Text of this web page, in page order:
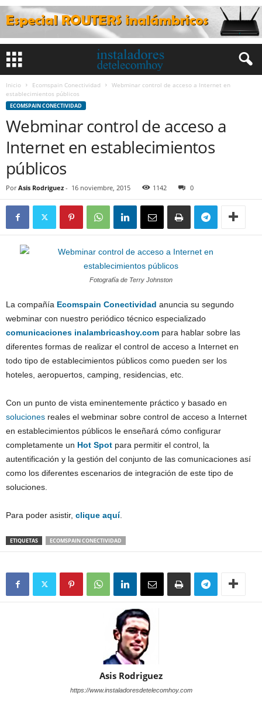
Inicio Ecomspain Conectividad
Webminar control de acceso a Internet en
establecimientos públicos
ECOMSPAIN CONECTIVIDAD
Webminar control de acceso a
Internet en establecimientos
públicos
Por Asis Rodriguez - 16 noviembre, 2015 1142 0
Fotografía de Terry Johnston
La compañía Ecomspain Conectividad anuncia su segundo
webminar con nuestro periódico técnico especializado
comunicaciones inalambricashoy.com para hablar sobre las
diferentes formas de realizar el control de acceso a Internet en
todo tipo de establecimientos públicos como pueden ser los
hoteles, aeropuertos, camping, residencias, etc.
Con un punto de vista eminentemente práctico y basado en
soluciones reales el webminar sobre control de acceso a Internet
en establecimientos públicos le enseñará cómo configurar
completamente un Hot Spot para permitir el control, la
autentificación y la gestión del conjunto de las comunicaciones así
como los diferentes escenarios de integración de este tipo de
soluciones.
Para poder asistir, clique aquí.
ETIQUETAS ECOMSPAIN CONECTIVIDAD
Asis Rodriguez
https://www.instaladoresdetelecomhoy.com